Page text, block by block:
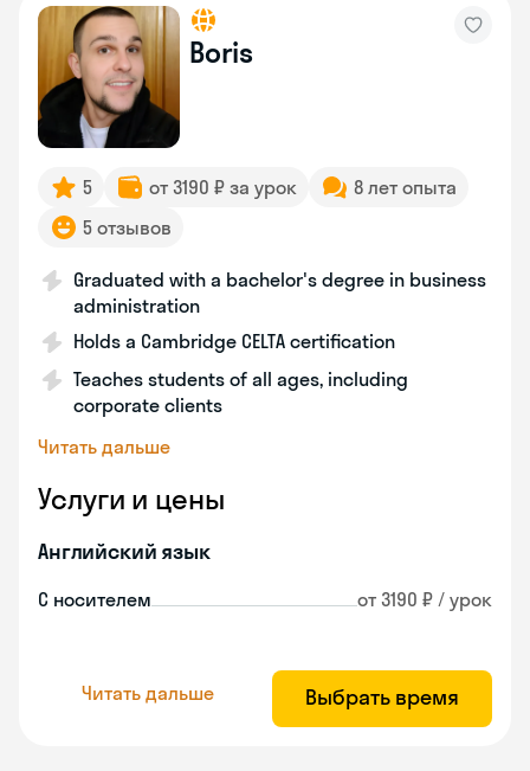
Boris
5 от 3190 ₽ за урок
8 лет опыта
5 отзывов
Graduated with a bachelor's degree in business
administration
Holds a Cambridge CELTA certification
Teaches students of all ages, including
corporate clients
Читать дальше
Услуги и цены
Английский язык
С носителем от 3190 ₽ / урок
Читать дальше Выбрать время